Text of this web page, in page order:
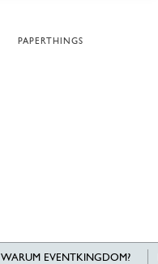
PAPERTHINGS
WARUM EVENTKINGDOM?